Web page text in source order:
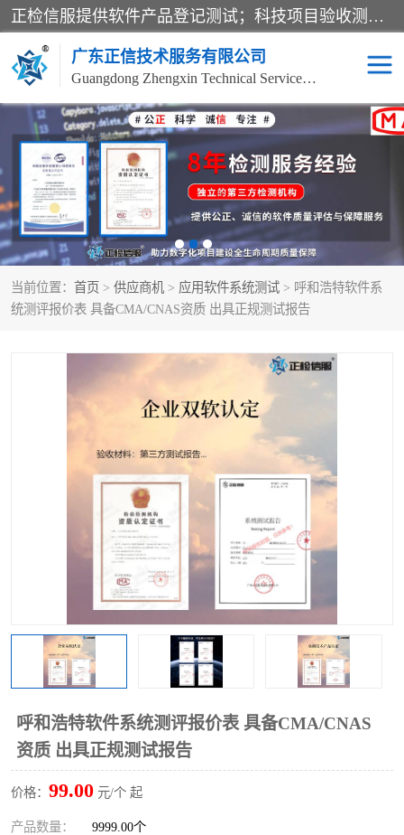
正检信服提供软件产品登记测试；科技项目验收测试；产品确认测试；功能测试；性能测试；安全测试；代码审计测试；漏洞扫描测试；渗透测试；风险评估测试；信息安全等级保护测评；双软认定；实验室建设质量体系建设；软件着作权、软件评测等服务。
广东正信技术服务有限公司
Guangdong Zhengxin Technical Service Co., Ltd
当前位置： 首页 > 供应商机 > 应用软件系统测试 > 呼和浩特软件系
统测评报价表 具备CMA/CNAS资质 出具正规测试报告
呼和浩特软件系统测评报价表 具备CMA/CNAS
资质 出具正规测试报告
价格： 99.00 元/个 起
产品数量： 9999.00个
电子政务验收测评 数字信息化验收测评
应用软件系统测试 信息系统漏洞扫描
科技成果鉴定测试 软件产品登记测试
信息安全风险评估 系统性能效率测试